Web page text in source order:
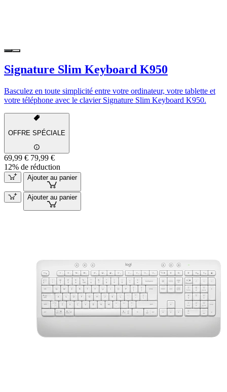
Signature Slim Keyboard K950
Basculez en toute simplicité entre votre ordinateur, votre tablette et
votre téléphone avec le clavier Signature Slim Keyboard K950.
OFFRE SPÉCIALE
69,99 € 79,99 €
12% de réduction
Ajouter au panier
Ajouter au panier